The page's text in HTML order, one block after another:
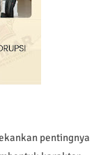
pentingnya